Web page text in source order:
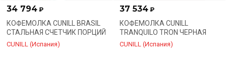
34 794 ₽
КОФЕМОЛКА CUNILL BRASIL
СТАЛЬНАЯ СЧЕТЧИК ПОРЦИЙ
CUNILL (Испания)
37 534 ₽
КОФЕМОЛКА CUNILL
TRANQUILO TRON ЧЕРНАЯ
CUNILL (Испания)